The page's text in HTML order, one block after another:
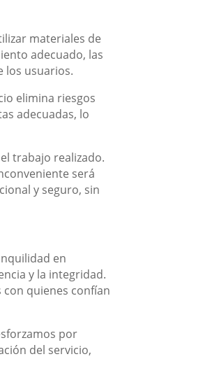
materiales de
adecuado, las
los usuarios.
elimina riesgos
adecuadas, lo
trabajo realizado.
será
y seguro, sin
en
y la integridad.
quienes confían
por
del servicio,